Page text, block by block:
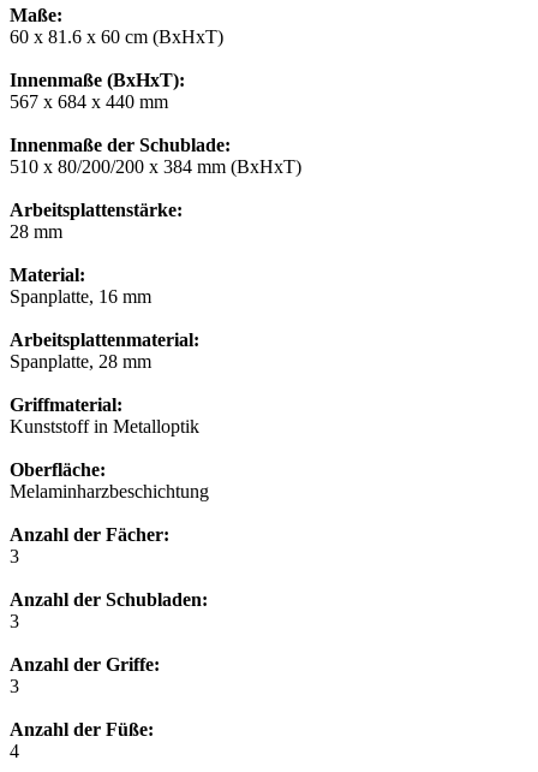
Maße:
60 x 81.6 x 60 cm (BxHxT)
Innenmaße (BxHxT):
567 x 684 x 440 mm
Innenmaße der Schublade:
510 x 80/200/200 x 384 mm (BxHxT)
Arbeitsplattenstärke:
28 mm
Material:
Spanplatte, 16 mm
Arbeitsplattenmaterial:
Spanplatte, 28 mm
Griffmaterial:
Kunststoff in Metalloptik
Oberfläche:
Melaminharzbeschichtung
Anzahl der Fächer:
3
Anzahl der Schubladen:
3
Anzahl der Griffe:
3
Anzahl der Füße:
4